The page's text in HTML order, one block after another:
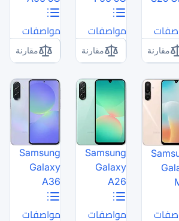
مواصفات
مقارنة
Samsung
Galaxy
A36
مواصفات